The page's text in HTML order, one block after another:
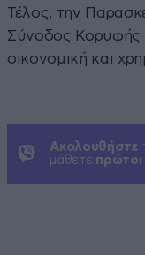
Τέλος, την
Σύνοδος Κορυφής
οικονομική και
Ακολουθήστε
μάθετε πρώτοι